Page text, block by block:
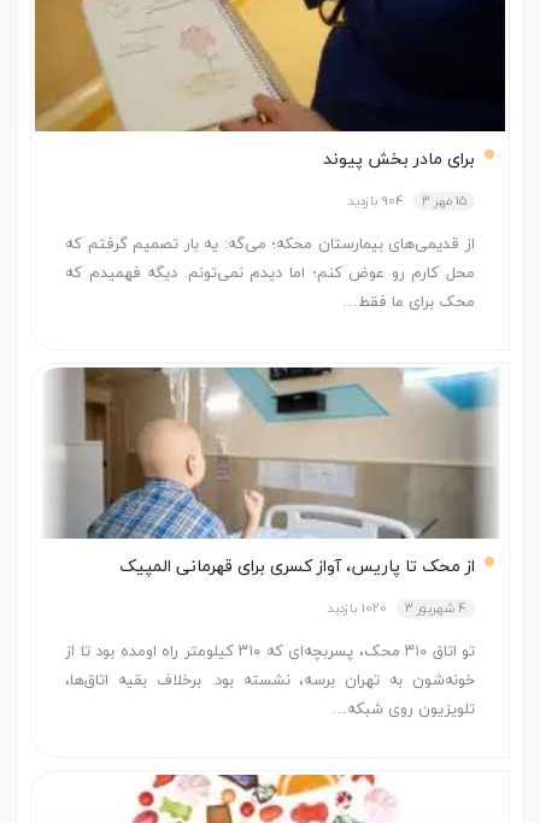
برای مادر بخش پیوند
15 مهر 3 904 بازدید
از قدیمی‌های بیمارستان محکه؛ می‌‌گه: یه بار تصمیم گرفتم که
محل کارم رو عوض کنم؛ اما دید‌م نمی‌تونم. دیگه فهمیدم که
محک برای ما فقط…
از محک تا پاریس، آواز کسری برای قهرمانی المپیک
4 شهریور 3 1020 بازدید
تو اتاق ۳۱۰ محک، پسربچه‌ای که ۳۱۰ کیلومتر راه اومده بود تا از
خونه‌شون به تهران برسه، نشسته بود. برخلاف بقیه اتاق‌ها،
تلویزیون روی شبکه…